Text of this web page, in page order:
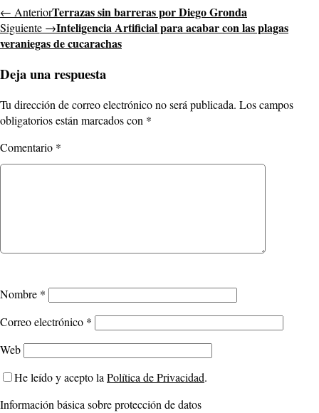
← AnteriorTerrazas sin barreras por Diego Gronda
Siguiente →Inteligencia Artificial para acabar con las plagas
veraniegas de cucarachas
Deja una respuesta
Tu dirección de correo electrónico no será publicada. Los campos
obligatorios están marcados con *
Comentario *
Nombre *
Correo electrónico *
Web
He leído y acepto la Política de Privacidad.
Información básica sobre protección de datos